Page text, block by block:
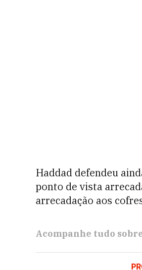
Haddad defendeu
ponto de vista
arrecadação aos
Acompanhe tudo